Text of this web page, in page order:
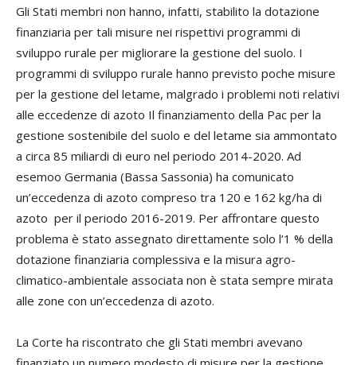
Gli Stati membri non hanno, infatti, stabilito la dotazione
finanziaria per tali misure nei rispettivi programmi di
sviluppo rurale per migliorare la gestione del suolo. I
programmi di sviluppo rurale hanno previsto poche misure
per la gestione del letame, malgrado i problemi noti relativi
alle eccedenze di azoto Il finanziamento della Pac per la
gestione sostenibile del suolo e del letame sia ammontato
a circa 85 miliardi di euro nel periodo 2014-2020. Ad
esemoo Germania (Bassa Sassonia) ha comunicato
un’eccedenza di azoto compreso tra 120 e 162 kg/ha di
azoto per il periodo 2016-2019. Per affrontare questo
problema è stato assegnato direttamente solo l’1 % della
dotazione finanziaria complessiva e la misura agro-
climatico-ambientale associata non è stata sempre mirata
alle zone con un’eccedenza di azoto.
La Corte ha riscontrato che gli Stati membri avevano